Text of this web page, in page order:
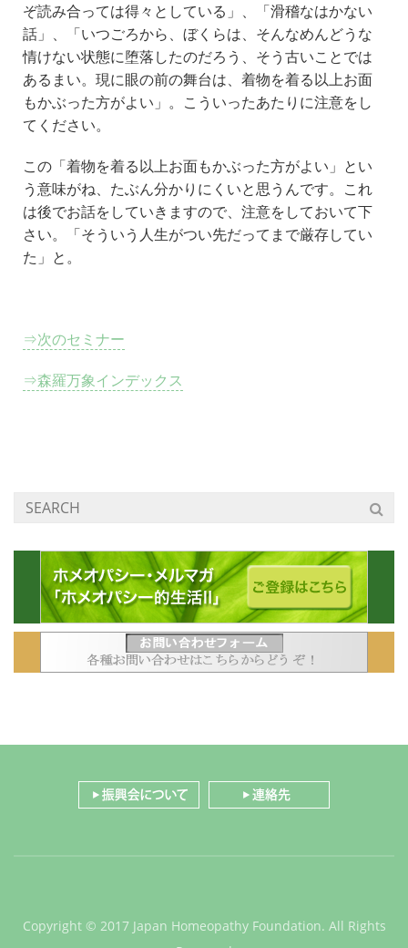
ぞ読み合っては得々としている」、「滑稽なはかない
話」、「いつごろから、ぼくらは、そんなめんどうな
情けない状態に堕落したのだろう、そう古いことでは
あるまい。現に眼の前の舞台は、着物を着る以上お面
もかぶった方がよい」。こういったあたりに注意をし
てください。
この「着物を着る以上お面もかぶった方がよい」とい
う意味がね、たぶん分かりにくいと思うんです。これ
は後でお話をしていきますので、注意をしておいて下
さい。「そういう人生がつい先だってまで厳存してい
た」と。
⇒次のセミナー
⇒森羅万象インデックス
Copyright © 2017 Japan Homeopathy Foundation. All Rights